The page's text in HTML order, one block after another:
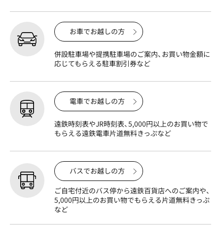
お車でお越しの方
併設駐車場や提携駐車場のご案内、お買い物金額に
応じてもらえる駐車割引券など
電車でお越しの方
遠鉄時刻表やJR時刻表、5,000円以上のお買い物で
もらえる遠鉄電車片道無料きっぷなど
バスでお越しの方
ご自宅付近のバス停から遠鉄百貨店へのご案内や、
5,000円以上のお買い物でもらえる片道無料きっぷ
など